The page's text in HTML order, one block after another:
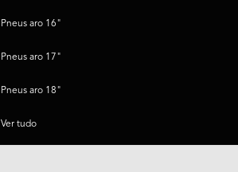
Pneus aro 16"
Pneus aro 17"
Pneus aro 18"
Ver tudo